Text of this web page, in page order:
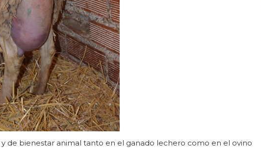
de bienestar animal tanto en el ganado lechero como en el ovino